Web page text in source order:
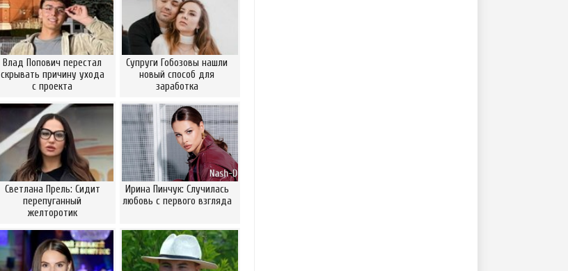
Влад Попович перестал
скрывать причину ухода
с проекта
Супруги Гобозовы нашли
новый способ для
заработка
Светлана Прель: Сидит
перепуганный
желторотик
Ирина Пинчук: Случилась
любовь с первого взгляда